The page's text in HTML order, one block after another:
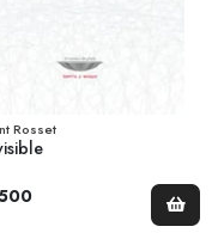
Rosset